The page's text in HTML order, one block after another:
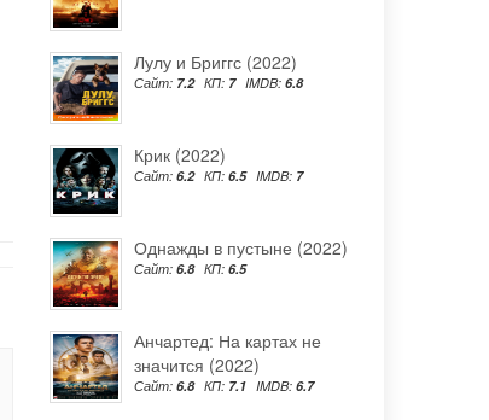
Лулу и Бриггс (2022)
Сайт: 7.2 КП: 7 IMDB: 6.8
Крик (2022)
Сайт: 6.2 КП: 6.5 IMDB: 7
Однажды в пустыне (2022)
Сайт: 6.8 КП: 6.5
Анчартед: На картах не
значится (2022)
Сайт: 6.8 КП: 7.1 IMDB: 6.7